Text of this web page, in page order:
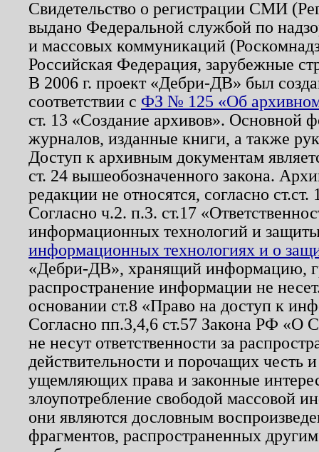
Свидетельство о регистрации СМИ
выдано Федеральной службой по
и массовых коммуникаций
Российская Федерация, зарубежные
В 2006 г. проект «Дебри-ДВ» был
соответствии с ФЗ № 125 «Об
ст. 13 «Создание архивов». Основной
журналов, изданные книги, а также
Доступ к архивным документам
ст. 24 вышеобозначенного закона.
редакции не относятся, согласно
Согласно ч.2. п.3. ст.17
информационных технологий и
информационных технологиях и о
«Дебри-ДВ», хранящий информацию,
распространение информации не
основании ст.8 «Право на доступ к
Согласно пп.3,4,6 ст.57 Закона РФ «О
не несут ответственности за
действительности и порочащих честь
ущемляющих права и законные
злоупотребление свободой массовой
они являются дословным
фрагментов, распространенных